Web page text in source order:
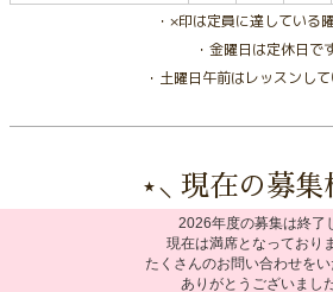
・×印は定員に達している
・金曜日は定休日で
・土曜日午前はレッスンし
⋆⸜ 現在の募集
2026年度の募集は終了
現在は満席となっており
たくさんのお問い合わせをい
ありがとうございまし